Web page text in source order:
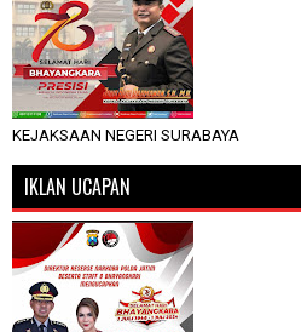
KEJAKSAAN NEGERI SURABAYA
IKLAN UCAPAN